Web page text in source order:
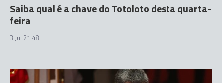
Saiba qual é a chave do Totoloto desta quarta-
feira
3 Jul 21:48